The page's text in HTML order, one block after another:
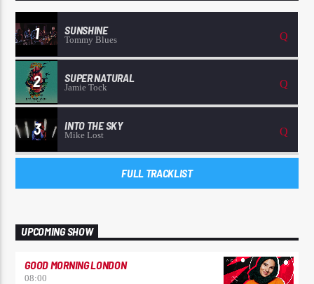
1 SUNSHINE
Tommy Blues
2 SUPER NATURAL
Jamie Tock
3 INTO THE SKY
Mike Lost
FULL TRACKLIST
UPCOMING SHOW
GOOD MORNING LONDON
08:00